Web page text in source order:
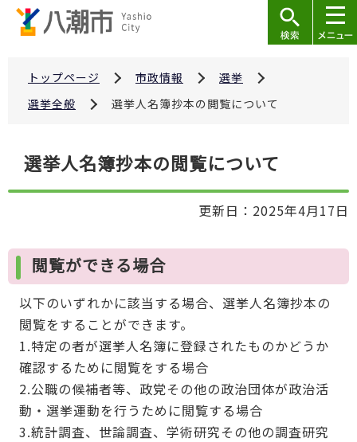
トップページ 市政情報
選挙
選挙全般
選挙人名簿抄本の閲覧について
こ
ら
選挙人名簿抄本の閲覧について
更新日：2025年4月17日
閲覧ができる場合
以下のいずれかに該当する場合、選挙人名簿抄本の
閲覧をすることができます。
1.特定の者が選挙人名簿に登録されたものかどうか
確認するために閲覧をする場合
2.公職の候補者等、政党その他の政治団体が政治活
動・選挙運動を行うために閲覧する場合
3.統計調査、世論調査、学術研究その他の調査研究